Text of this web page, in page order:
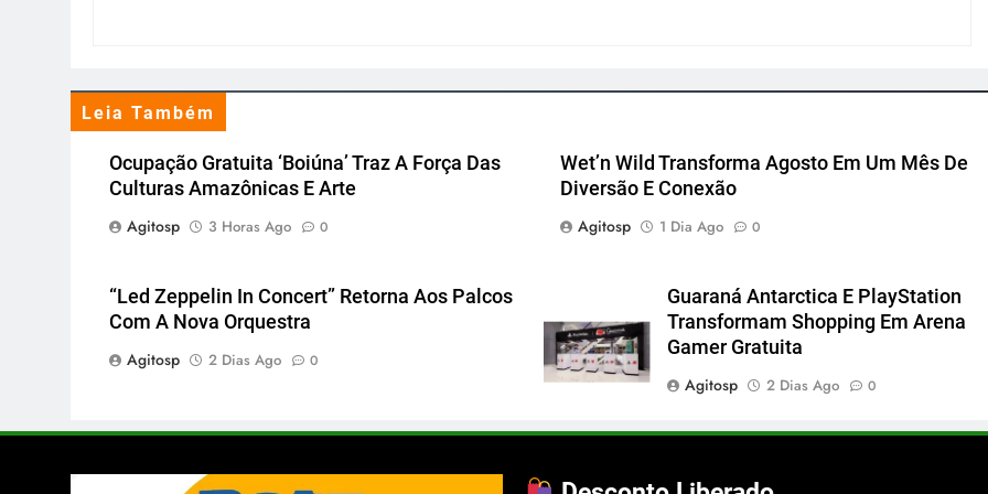
Leia Também
Ocupação Gratuita ‘Boiúna’ Traz A Força Das
Culturas Amazônicas E Arte
Agitosp
3 Horas Ago 0
Wet’n Wild Transforma Agosto Em Um Mês De
Diversão E Conexão
Agitosp
1 Dia Ago 0
“Led Zeppelin In Concert” Retorna Aos Palcos
Com A Nova Orquestra
Agitosp
2 Dias Ago 0
Guaraná Antarctica E PlayStation
Transformam Shopping Em Arena
Gamer Gratuita
Agitosp
2 Dias Ago 0